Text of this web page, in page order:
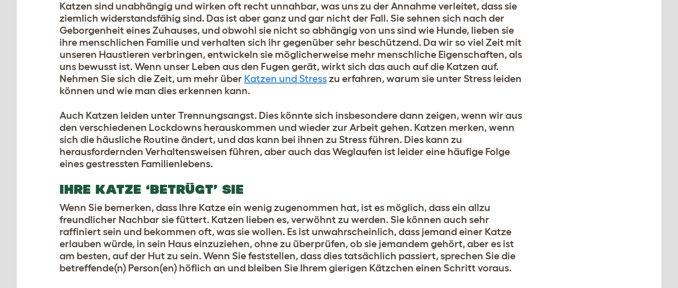
Katzen sind unabhängig und wirken oft recht unnahbar, was uns zu der Annahme verleitet, dass sie
ziemlich widerstandsfähig sind. Das ist aber ganz und gar nicht der Fall. Sie sehnen sich nach der
Geborgenheit eines Zuhauses, und obwohl sie nicht so abhängig von uns sind wie Hunde, lieben sie
ihre menschlichen Familie und verhalten sich ihr gegenüber sehr beschützend. Da wir so viel Zeit mit
unseren Haustieren verbringen, entwickeln sie möglicherweise mehr menschliche Eigenschaften, als
uns bewusst ist. Wenn unser Leben aus den Fugen gerät, wirkt sich das auch auf die Katzen auf.
Nehmen Sie sich die Zeit, um mehr über Katzen und Stresszu erfahren, warum sie unter Stress leiden
können und wie man dies erkennen kann.
Auch Katzen leiden unter Trennungsangst. Dies könnte sich insbesondere dann zeigen, wenn wir aus
den verschiedenen Lockdowns herauskommen und wieder zur Arbeit gehen. Katzen merken, wenn
sich die häusliche Routine ändert, und das kann bei ihnen zu Stress führen. Dies kann zu
herausfordernden Verhaltensweisen führen, aber auch das Weglaufen ist leider eine häufige Folge
eines gestressten Familienlebens.
IHRE KATZE ‘BETRÜGT’ SIE
Wenn Sie bemerken, dass Ihre Katze ein wenig zugenommen hat, ist es möglich, dass ein allzu
freundlicher Nachbar sie füttert. Katzen lieben es, verwöhnt zu werden. Sie können auch sehr
raffiniert sein und bekommen oft, was sie wollen. Es ist unwahrscheinlich, dass jemand einer Katze
erlauben würde, in sein Haus einzuziehen, ohne zu überprüfen, ob sie jemandem gehört, aber es ist
am besten, auf der Hut zu sein. Wenn Sie feststellen, dass dies tatsächlich passiert, sprechen Sie die
betreffende(n) Person(en) höflich an und bleiben Sie Ihrem gierigen Kätzchen einen Schritt voraus.